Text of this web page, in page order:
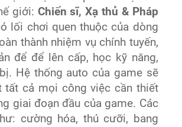
giới: Chiến sĩ, Xạ thủ & Pháp
lối chơi quen thuộc của dòng
thành nhiệm vụ chính tuyến,
để để lên cấp, học kỹ năng,
Hệ thống auto của game sẽ
tất cả mọi công việc cần thiết
giai đoạn đầu của game. Các
cường hóa, thú cưỡi, bang